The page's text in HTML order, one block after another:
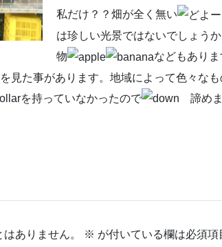
私だけ？？畑が全く無い
は珍しい光景ではないでしょう
物
などもあり
見た事があります。地域によって色々な
を持っていなかったので 諦め
ありません。 ※ が付いている欄は必須項